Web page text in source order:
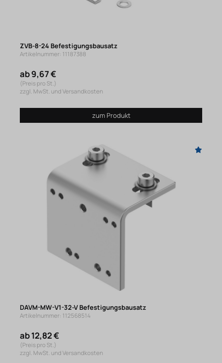
ZVB-8-24 Befestigungsbausatz
Artikelnummer: 11187388
ab 9,67 €
(Preis pro St.)
zzgl. MwSt. und Versandkosten
zum Produkt
DAVM-MW-V1-32-V Befestigungsbausatz
Artikelnummer: 112568514
ab 12,82 €
(Preis pro St.)
zzgl. MwSt. und Versandkosten